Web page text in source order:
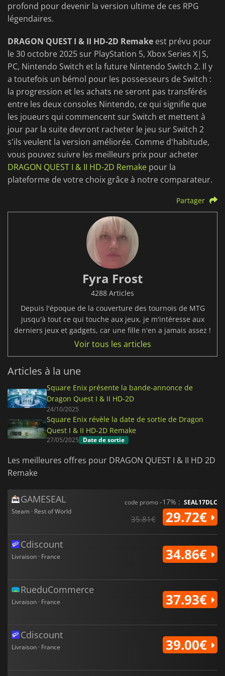
profond pour devenir la version ultime de ces RPG
légendaires.
DRAGON QUEST I & II HD-2D Remake est prévu pour
le 30 octobre 2025 sur PlayStation 5, Xbox Series X|S,
PC, Nintendo Switch et la future Nintendo Switch 2. Il y
a toutefois un bémol pour les possesseurs de Switch :
la progression et les achats ne seront pas transférés
entre les deux consoles Nintendo, ce qui signifie que
les joueurs qui commencent sur Switch et mettent à
jour par la suite devront racheter le jeu sur Switch 2
s'ils veulent la version améliorée. Comme d'habitude,
vous pouvez suivre les meilleurs prix pour acheter
DRAGON QUEST I & II HD-2D Remake pour la
plateforme de votre choix grâce à notre comparateur.
Partager
Fyra Frost
4288 Articles
Depuis l'époque de la couverture des tournois de MTG
jusqu'à tout ce qui touche aux jeux, je m'intéresse aux
derniers jeux et gadgets, car une fille n'en a jamais assez !
Voir tous les articles
Articles à la une
Square Enix présente la bande-annonce de
Dragon Quest I & II HD-2D
24/10/2025
Square Enix révèle la date de sortie de Dragon
Quest I & II HD-2D Remake
27/05/2025 Date de sortie
Les meilleures offres pour DRAGON QUEST I & II HD 2D
Remake
GAMESEAL
Steam · Rest of World
code promo-17% : SEAL17DLC
35.81€ 29.72€
Cdiscount
Livraison · France 34.86€
RueduCommerce
Livraison · France 37.93€
Cdiscount
Livraison · France 39.00€